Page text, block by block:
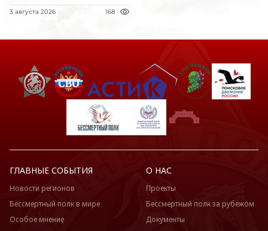
3 августа 2026 168
ГЛАВНЫЕ СОБЫТИЯ
Новости регионов
Бессмертный полк в мире
Особое мнение
О НАС
Проекты
Бессмертный полк за рубежом
Документы